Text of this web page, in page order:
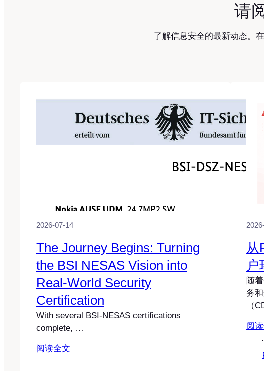
请
了解信息安全的最新动态。
2026-07-14
The Journey Begins: Turning
the BSI NESAS Vision into
Real-World Security
Certification
With several BSI-NESAS certifications
complete, …
阅读全文
从
随
务
（
阅